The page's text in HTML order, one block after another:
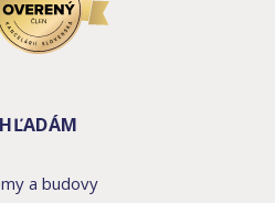
HĽADÁM
a budovy